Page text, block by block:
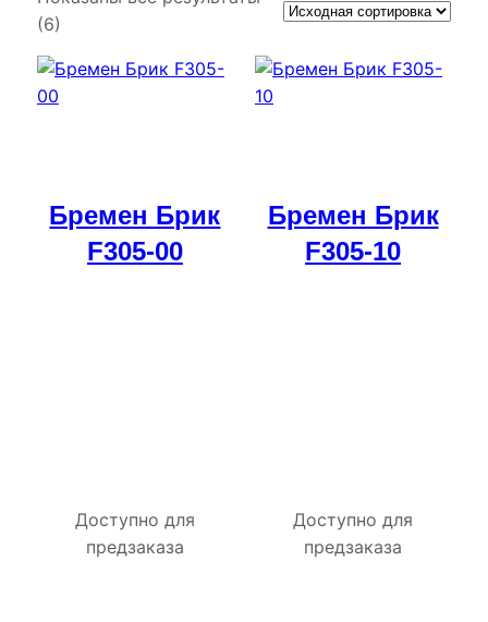
(6)
Бремен Брик
F305-00
Доступно для
предзаказа
Бремен Брик
F305-10
Доступно для
предзаказа